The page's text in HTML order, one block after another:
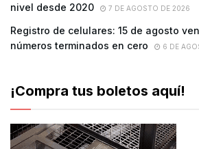
nivel desde 2020
7 DE AGOSTO DE 2026
Registro de celulares: 15 de agosto
números terminados en cero
6 DE
¡Compra tus boletos aquí!